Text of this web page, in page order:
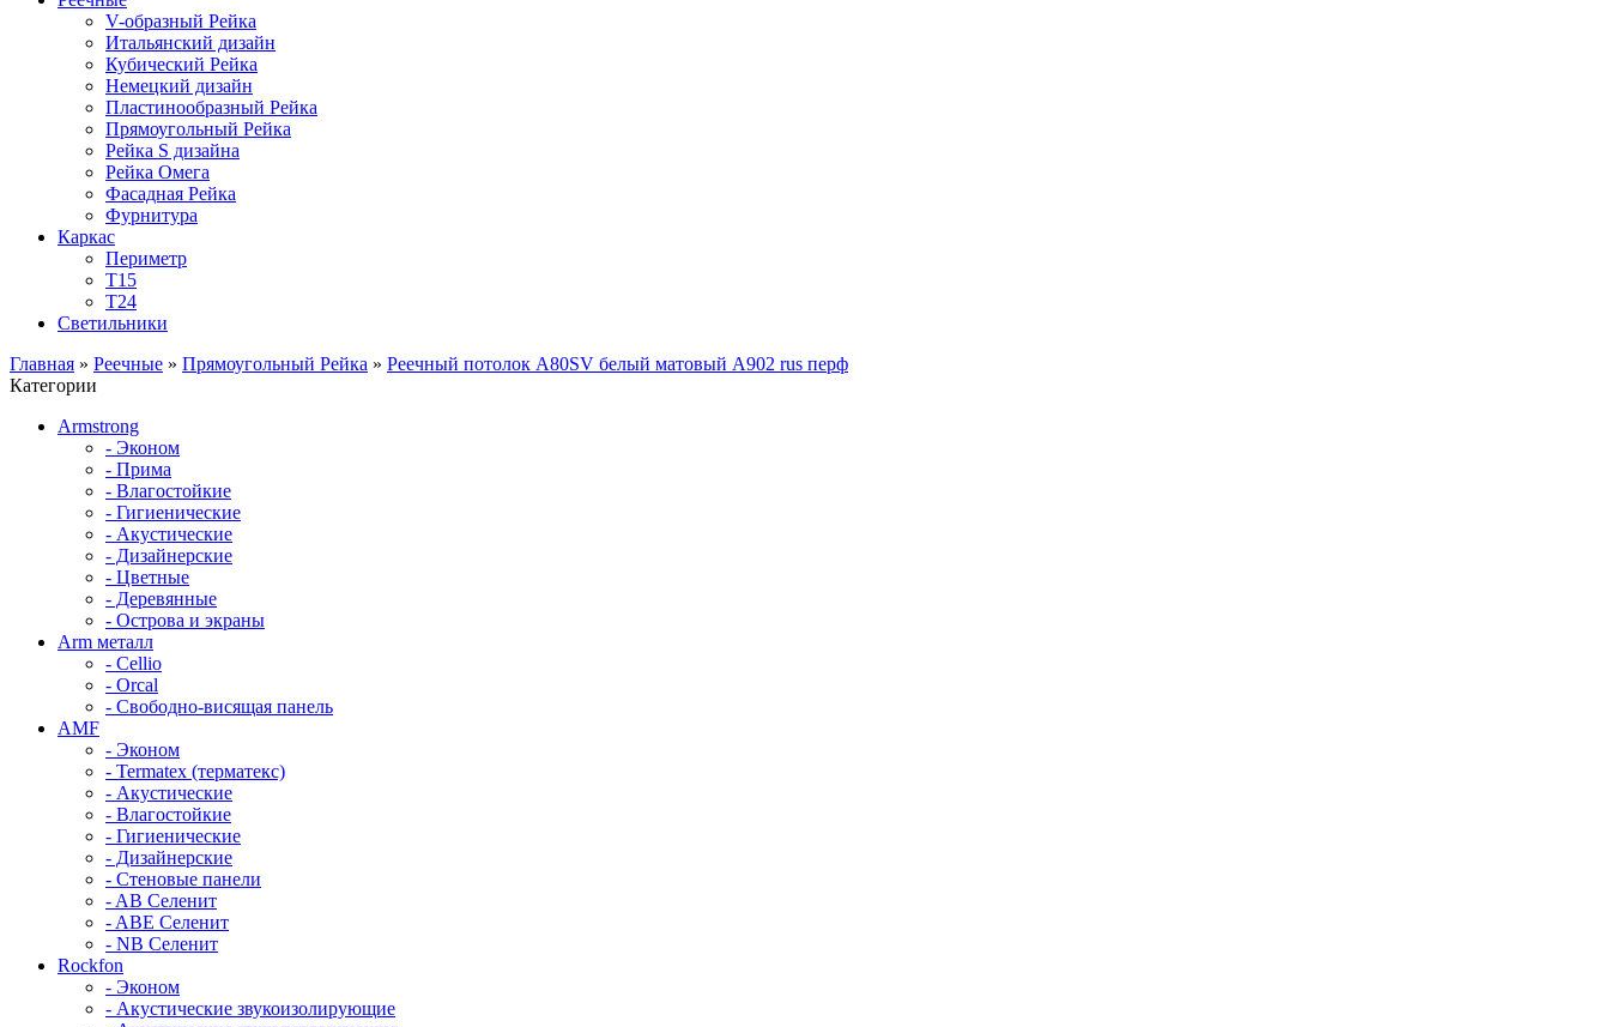
V-образный Рейка
Итальянский дизайн
Кубический Рейка
Немецкий дизайн
Пластинообразный Рейка
Прямоугольный Рейка
Рейка S дизайна
Рейка Омега
Фасадная Рейка
Фурнитура
Каркас
Периметр
Т15
Т24
Светильники
Главная » Реечные » Прямоугольный Рейка » Реечный потолок A80SV белый матовый A902 rus перф
Категории
Armstrong
- Эконом
- Прима
- Влагостойкие
- Гигиенические
- Акустические
- Дизайнерские
- Цветные
- Деревянные
- Острова и экраны
Arm металл
- Cellio
- Orcal
- Свободно-висящая панель
AMF
- Эконом
- Termatex (терматекс)
- Акустические
- Влагостойкие
- Гигиенические
- Дизайнерские
- Стеновые панели
- AB Селенит
- ABE Селенит
- NB Селенит
Rockfon
- Эконом
- Акустические звукоизолирующие